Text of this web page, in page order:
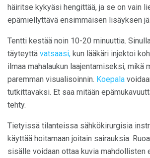
häiritse kykyäsi hengittää, ja se on vain
epämiellyttävä ensimmäisen lisäyksen
Tentti kestää noin 10-20 minuuttia.
täyteyttä vatsaasi, kun lääkäri injektoi
ilmaa mahalaukun laajentamiseksi, mikä
paremman visualisoinnin. Koepala
tutkittavaksi. Et saa mitään
tehty.
Tietyissä tilanteissa sähkökirurgisia
käyttää hoitamaan joitain sairauksia.
sisälle voidaan ottaa kuvia mahdollisten